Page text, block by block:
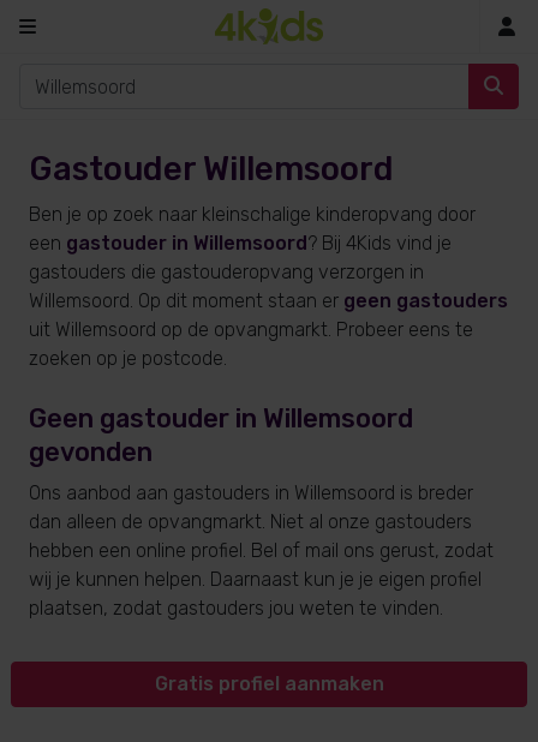
Gastouder Willemsoord
Ben je op zoek naar kleinschalige kinderopvang door
een gastouder in Willemsoord? Bij 4Kids vind je
gastouders die gastouderopvang verzorgen in
Willemsoord. Op dit moment staan er geen gastouders
uit Willemsoord op de opvangmarkt. Probeer eens te
zoeken op je postcode.
Geen gastouder in Willemsoord
gevonden
Ons aanbod aan gastouders in Willemsoord is breder
dan alleen de opvangmarkt. Niet al onze gastouders
hebben een online profiel. Bel of mail ons gerust, zodat
wij je kunnen helpen. Daarnaast kun je je eigen profiel
plaatsen, zodat gastouders jou weten te vinden.
Gratis profiel aanmaken